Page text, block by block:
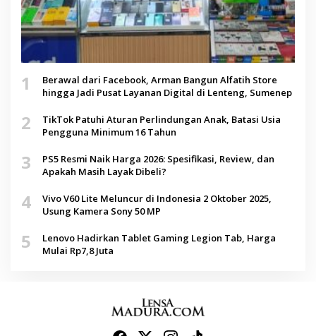
1
Berawal dari Facebook, Arman Bangun Alfatih Store
hingga Jadi Pusat Layanan Digital di Lenteng, Sumenep
2
TikTok Patuhi Aturan Perlindungan Anak, Batasi Usia
Pengguna Minimum 16 Tahun
3
PS5 Resmi Naik Harga 2026: Spesifikasi, Review, dan
Apakah Masih Layak Dibeli?
4
Vivo V60 Lite Meluncur di Indonesia 2 Oktober 2025,
Usung Kamera Sony 50 MP
5
Lenovo Hadirkan Tablet Gaming Legion Tab, Harga
Mulai Rp7,8 Juta